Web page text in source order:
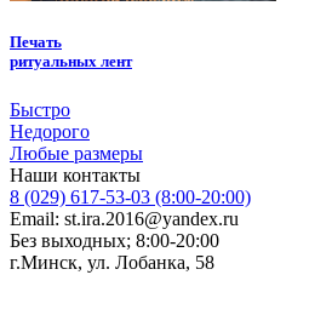
Печать
ритуальных лент
Быстро
Недорого
Любые размеры
Наши контакты
8 (029) 617-53-03 (8:00-20:00)
Email: st.ira.2016@yandex.ru
Без выходных; 8:00-20:00
г.Минск, ул. Лобанка, 58